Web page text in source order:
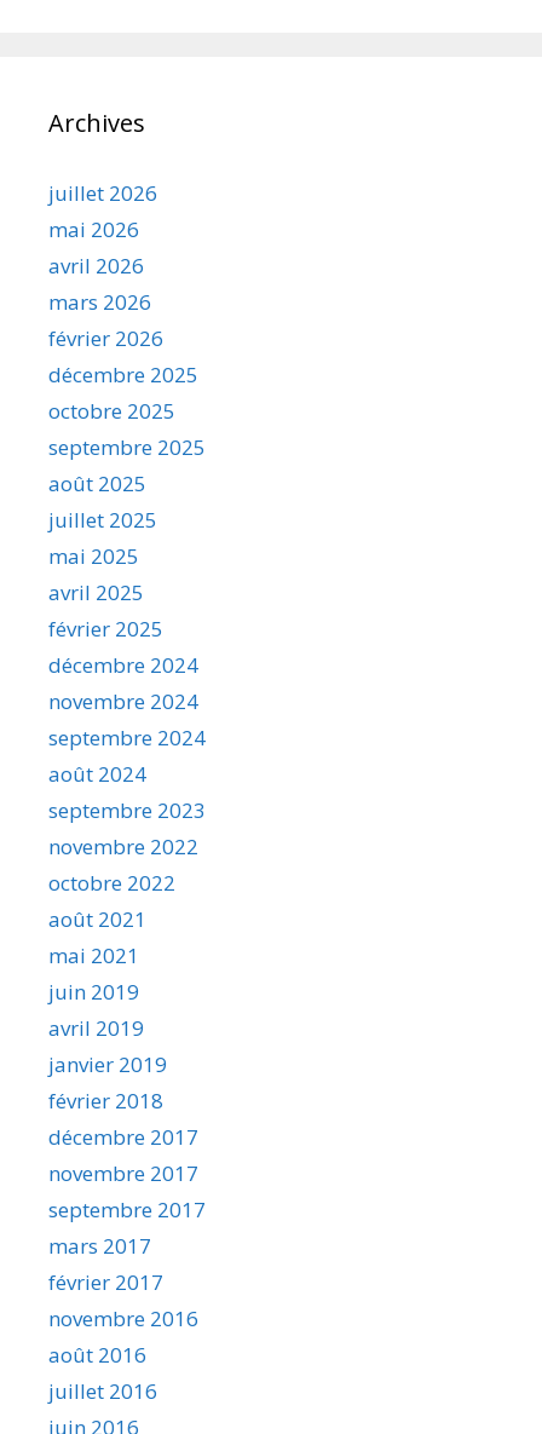
Archives
juillet 2026
mai 2026
avril 2026
mars 2026
février 2026
décembre 2025
octobre 2025
septembre 2025
août 2025
juillet 2025
mai 2025
avril 2025
février 2025
décembre 2024
novembre 2024
septembre 2024
août 2024
septembre 2023
novembre 2022
octobre 2022
août 2021
mai 2021
juin 2019
avril 2019
janvier 2019
février 2018
décembre 2017
novembre 2017
septembre 2017
mars 2017
février 2017
novembre 2016
août 2016
juillet 2016
juin 2016